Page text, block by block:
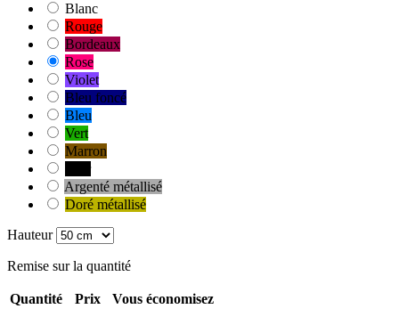
Blanc
Rouge
Bordeaux
Rose
Violet
Bleu foncé
Bleu
Vert
Marron
Argenté métallisé
Doré métallisé
Hauteur
Remise sur la quantité
Quantité Prix
Vous économisez